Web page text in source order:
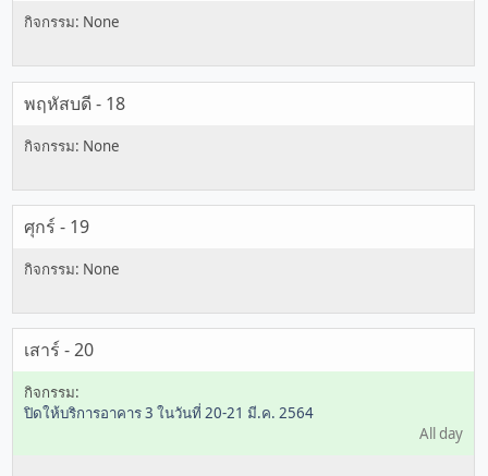
พฤหัสบดี - 18
ศุกร์ - 19
เสาร์ - 20
ปิดให้บริการอาคาร 3 ในวันที่ 20-21 มี.ค. 2564
All day